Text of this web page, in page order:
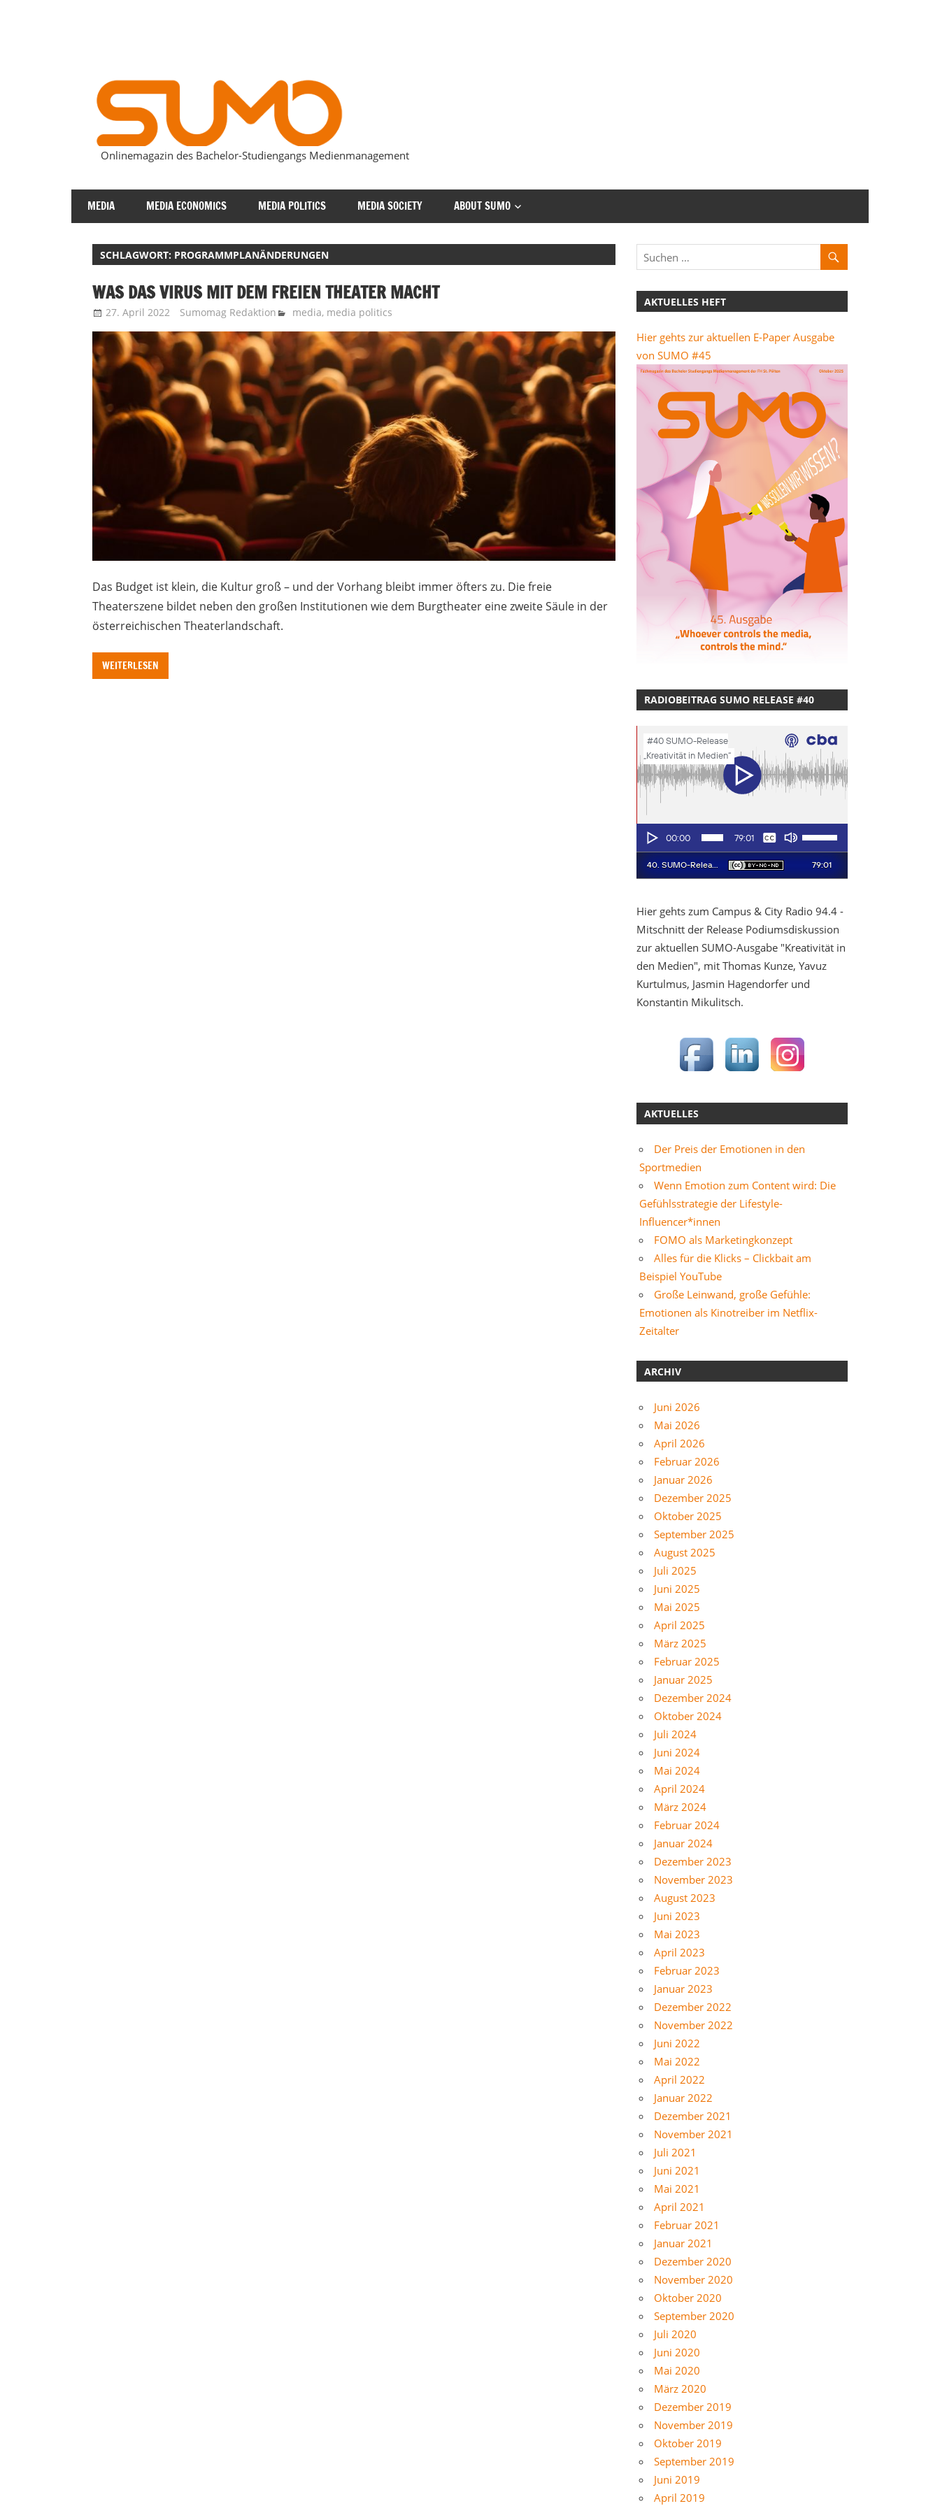
SUMOmag
Onlinemagazin des Bachelor-Studiengangs Medienmanagement
MEDIA MEDIA ECONOMICS MEDIA POLITICS MEDIA SOCIETY ABOUT SUMO
SCHLAGWORT: PROGRAMMPLANÄNDERUNGEN
WAS DAS VIRUS MIT DEM FREIEN THEATER MACHT
27. April 2022 Sumomag Redaktion media, media politics
Das Budget ist klein, die Kultur groß – und der Vorhang bleibt immer öfters zu. Die freie
Theaterszene bildet neben den großen Institutionen wie dem Burgtheater eine zweite Säule in der
österreichischen Theaterlandschaft.
WEITERLESEN
AKTUELLES HEFT
Hier gehts zur aktuellen E-Paper Ausgabe
von SUMO #45
RADIOBEITRAG SUMO RELEASE #40
Hier gehts zum Campus & City Radio 94.4 -
Mitschnitt der Release Podiumsdiskussion
zur aktuellen SUMO-Ausgabe "Kreativität in
den Medien", mit Thomas Kunze, Yavuz
Kurtulmus, Jasmin Hagendorfer und
Konstantin Mikulitsch.
AKTUELLES
Der Preis der Emotionen in den
Sportmedien
Wenn Emotion zum Content wird: Die
Gefühlsstrategie der Lifestyle-
Influencer*innen
FOMO als Marketingkonzept
Alles für die Klicks – Clickbait am
Beispiel YouTube
Große Leinwand, große Gefühle:
Emotionen als Kinotreiber im Netflix-
Zeitalter
ARCHIV
Juni 2026
Mai 2026
April 2026
Februar 2026
Januar 2026
Dezember 2025
Oktober 2025
September 2025
August 2025
Juli 2025
Juni 2025
Mai 2025
April 2025
März 2025
Februar 2025
Januar 2025
Dezember 2024
Oktober 2024
Juli 2024
Juni 2024
Mai 2024
April 2024
März 2024
Februar 2024
Januar 2024
Dezember 2023
November 2023
August 2023
Juni 2023
Mai 2023
April 2023
Februar 2023
Januar 2023
Dezember 2022
November 2022
Juni 2022
Mai 2022
April 2022
Januar 2022
Dezember 2021
November 2021
Juli 2021
Juni 2021
Mai 2021
April 2021
Februar 2021
Januar 2021
Dezember 2020
November 2020
Oktober 2020
September 2020
Juli 2020
Juni 2020
Mai 2020
März 2020
Dezember 2019
November 2019
Oktober 2019
September 2019
Juni 2019
April 2019